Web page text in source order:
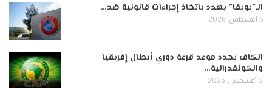
الـ”يويفا” يهدد باتخاذ إجراءات قانونية ضد…
3 أغسطس, 2026
الكاف يحدد موعد قرعة دوري أبطال إفريقيا
والكونفدرالية…
2 أغسطس, 2026